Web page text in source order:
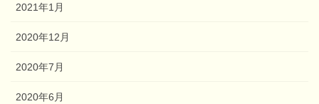
2021年1月
2020年12月
2020年7月
2020年6月